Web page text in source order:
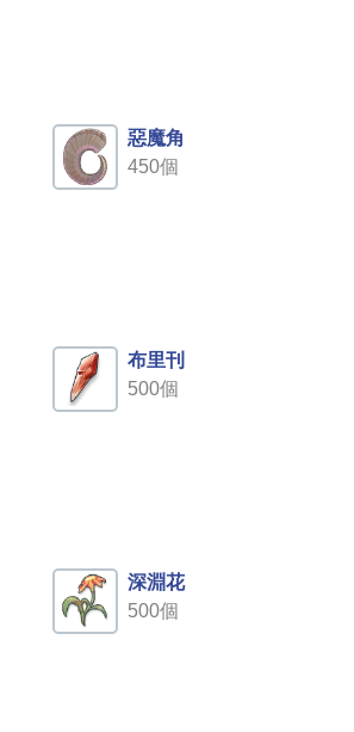
惡魔角
450個
布里刊
500個
深淵花
500個